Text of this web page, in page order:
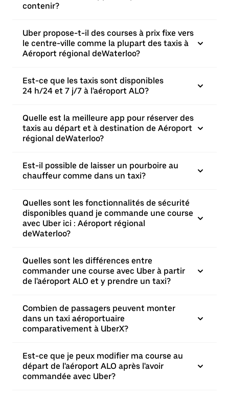
contenir?
Uber propose-t-il des courses à prix fixe vers
le centre-ville comme la plupart des taxis à
Aéroport régional deWaterloo?
Est-ce que les taxis sont disponibles
24 h/24 et 7 j/7 à l'aéroport ALO?
Quelle est la meilleure app pour réserver des
taxis au départ et à destination de Aéroport
régional deWaterloo?
Est-il possible de laisser un pourboire au
chauffeur comme dans un taxi?
Quelles sont les fonctionnalités de sécurité
disponibles quand je commande une course
avec Uber ici : Aéroport régional
deWaterloo?
Quelles sont les différences entre
commander une course avec Uber à partir
de l'aéroport ALO et y prendre un taxi?
Combien de passagers peuvent monter
dans un taxi aéroportuaire
comparativement à UberX?
Est-ce que je peux modifier ma course au
départ de l'aéroport ALO après l'avoir
commandée avec Uber?